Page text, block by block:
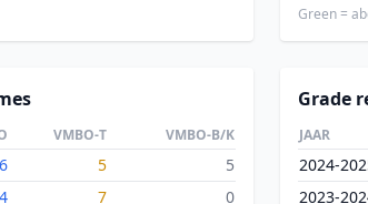
Green =
VMBO-T VMBO-B/K
5
5
7
0
Grade
JAAR
2024-
2023-